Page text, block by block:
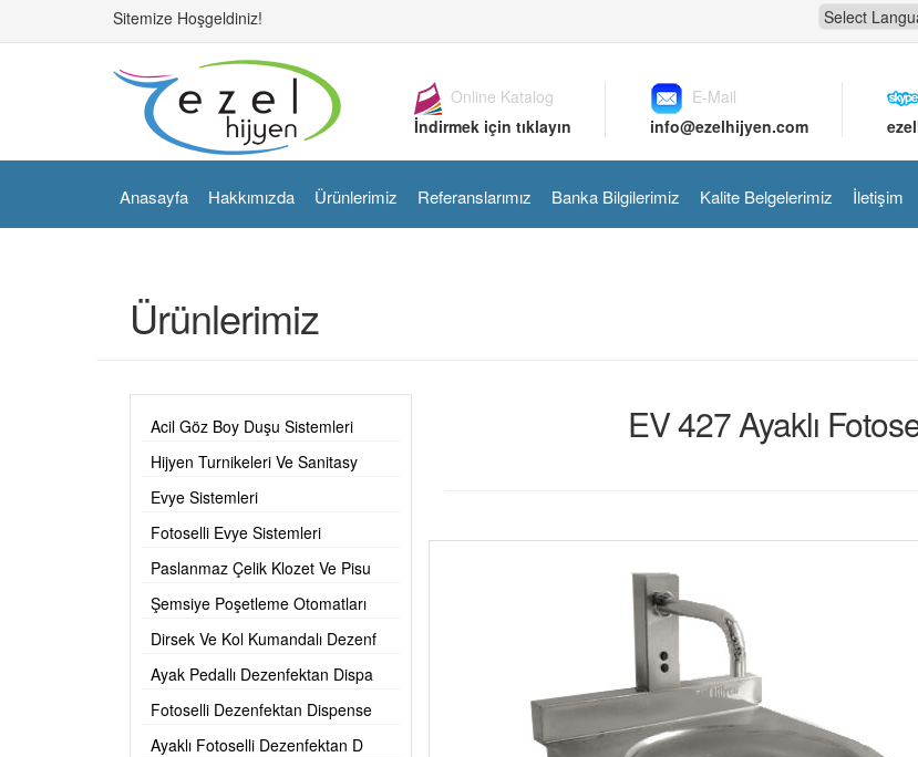
Sitemize Hoşgeldiniz!
E-Mail
info@ezelhijyen.com
Online Katalog
İndirmek için tıklayın
Anasayfa Hakkımızda Ürünlerimiz Referanslarımız Banka Bilgilerimiz Kalite Belgelerimiz İletişim
Ürünlerimiz
Acil Göz Boy Duşu Sistemleri
Hijyen Turnikeleri Ve Sanitasy
Evye Sistemleri
Fotoselli Evye Sistemleri
Paslanmaz Çelik Klozet Ve Pisu
Şemsiye Poşetleme Otomatları
Dirsek Ve Kol Kumandalı Dezenf
Ayak Pedallı Dezenfektan Dispa
Fotoselli Dezenfektan Dispense
Ayaklı Fotoselli Dezenfektan D
EV 427 Ayaklı